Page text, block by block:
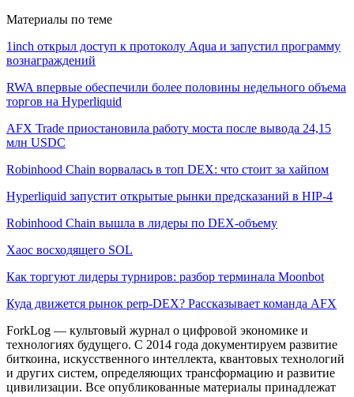
Материалы по теме
1inch открыл доступ к протоколу Aqua и запустил программу
вознаграждений
RWA впервые обеспечили более половины недельного объема
торгов на Hyperliquid
AFX Trade приостановила работу моста после вывода 24,15
млн USDC
Robinhood Chain ворвалась в топ DEX: что стоит за хайпом
Hyperliquid запустит открытые рынки предсказаний в HIP-4
Robinhood Chain вышла в лидеры по DEX-объему
Хаос восходящего SOL
Как торгуют лидеры турниров: разбор терминала Moonbot
Куда движется рынок perp-DEX? Рассказывает команда AFX
ForkLog — культовый журнал о цифровой экономике и
технологиях будущего. С 2014 года документируем развитие
биткоина, искусственного интеллекта, квантовых технологий
и других систем, определяющих трансформацию и развитие
цивилизации. Все опубликованные материалы принадлежат